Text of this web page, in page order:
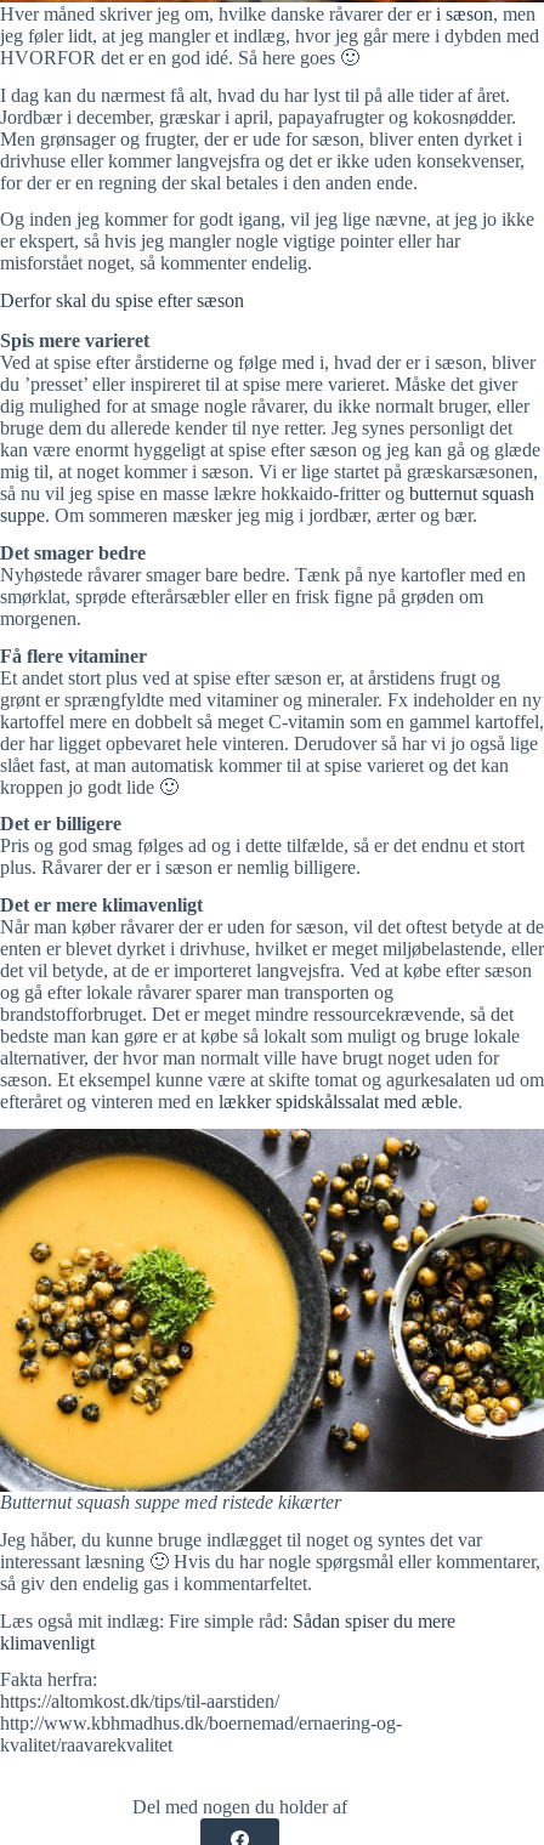
Hver måned skriver jeg om, hvilke danske råvarer der eri sæson, men
jeg føler lidt, at jeg mangler et indlæg, hvor jeg går mere i dybden med
HVORFOR det er en god idé. Så here goes 🙂
I dag kan du nærmest få alt, hvad du har lyst til på alle tider af året.
Jordbær i december, græskar i april, papayafrugter og kokosnødder.
Men grønsager og frugter, der er ude for sæson, bliver enten dyrket i
drivhuse eller kommer langvejsfra og det er ikke uden konsekvenser,
for der er en regning der skal betales i den anden ende.
Og inden jeg kommer for godt igang, vil jeg lige nævne, at jeg jo ikke
er ekspert, så hvis jeg mangler nogle vigtige pointer eller har
misforstået noget, så kommenter endelig.
Derfor skal du spise efter sæson
Spis mere varieret
Ved at spise efter årstiderne og følge med i, hvad der er i sæson, bliver
du ’presset’ eller inspireret til at spise mere varieret. Måske det giver
dig mulighed for at smage nogle råvarer, du ikke normalt bruger, eller
bruge dem du allerede kender til nye retter. Jeg synes personligt det
kan være enormt hyggeligt at spise efter sæson og jeg kan gå og glæde
mig til, at noget kommer i sæson. Vi er lige startet på græskarsæsonen,
så nu vil jeg spise en masse lækre hokkaido-fritter og butternut squash
suppe. Om sommeren mæsker jeg mig i jordbær, ærter og bær.
Det smager bedre
Nyhøstede råvarer smager bare bedre. Tænk på nye kartofler med en
smørklat, sprøde efterårsæbler eller en frisk figne på grøden om
morgenen.
Få flere vitaminer
Et andet stort plus ved at spise efter sæson er, at årstidens frugt og
grønt er sprængfyldte med vitaminer og mineraler. Fx indeholder en ny
kartoffel mere en dobbelt så meget C-vitamin som en gammel kartoffel,
der har ligget opbevaret hele vinteren. Derudover så har vi jo også lige
slået fast, at man automatisk kommer til at spise varieret og det kan
kroppen jo godt lide 🙂
Det er billigere
Pris og god smag følges ad og i dette tilfælde, så er det endnu et stort
plus. Råvarer der er i sæson er nemlig billigere.
Det er mere klimavenligt
Når man køber råvarer der er uden for sæson, vil det oftest betyde at de
enten er blevet dyrket i drivhuse, hvilket er meget miljøbelastende, eller
det vil betyde, at de er importeret langvejsfra. Ved at købe efter sæson
og gå efter lokale råvarer sparer man transporten og
brandstofforbruget. Det er meget mindre ressourcekrævende, så det
bedste man kan gøre er at købe så lokalt som muligt og bruge lokale
alternativer, der hvor man normalt ville have brugt noget uden for
sæson. Et eksempel kunne være at skifte tomat og agurkesalaten ud om
efteråret og vinteren med en lækker spidskålssalat med æble.
Butternut squash suppe med ristede kikærter
Jeg håber, du kunne bruge indlægget til noget og syntes det var
interessant læsning 🙂 Hvis du har nogle spørgsmål eller kommentarer,
så giv den endelig gas i kommentarfeltet.
Læs også mit indlæg: Fire simple råd: Sådan spiser du mere
klimavenligt
Fakta herfra:
https://altomkost.dk/tips/til-aarstiden/
http://www.kbhmadhus.dk/boernemad/ernaering-og-
kvalitet/raavarekvalitet
Del med nogen du holder af